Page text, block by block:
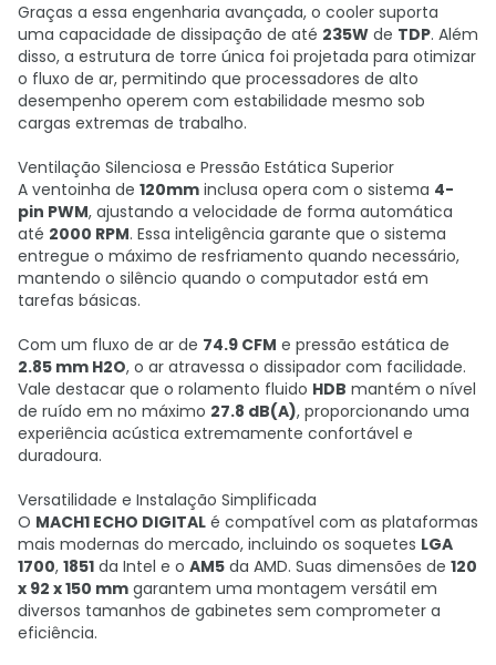
Graças a essa engenharia avançada, o cooler suporta
uma capacidade de dissipação de até 235W de TDP. Além
disso, a estrutura de torre única foi projetada para otimizar
o fluxo de ar, permitindo que processadores de alto
desempenho operem com estabilidade mesmo sob
cargas extremas de trabalho.
Ventilação Silenciosa e Pressão Estática Superior
A ventoinha de 120mm inclusa opera com o sistema 4-
pin PWM, ajustando a velocidade de forma automática
até 2000 RPM. Essa inteligência garante que o sistema
entregue o máximo de resfriamento quando necessário,
mantendo o silêncio quando o computador está em
tarefas básicas.
Com um fluxo de ar de 74.9 CFM e pressão estática de
2.85 mm H2O, o ar atravessa o dissipador com facilidade.
Vale destacar que o rolamento fluido HDB mantém o nível
de ruído em no máximo 27.8 dB(A), proporcionando uma
experiência acústica extremamente confortável e
duradoura.
Versatilidade e Instalação Simplificada
O MACH1 ECHO DIGITAL é compatível com as plataformas
mais modernas do mercado, incluindo os soquetes LGA
1700, 1851 da Intel e o AM5 da AMD. Suas dimensões de 120
x 92 x 150 mm garantem uma montagem versátil em
diversos tamanhos de gabinetes sem comprometer a
eficiência.